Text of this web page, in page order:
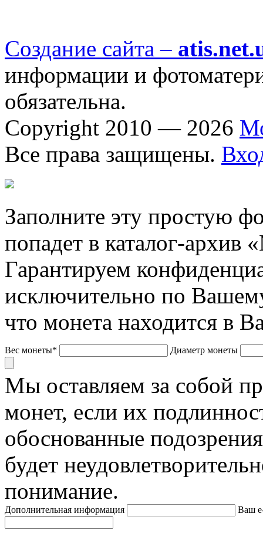
Создание сайта –
информации и
обязательна.
Copyright 2010 — 2026
Все права защищены.
Заполните эту простую
попадет в каталог-архив
Гарантируем
исключительно по
что монета находится в
Вес монеты* Диаметр монеты
Мы оставляем за собой
монет, если их
обоснованные
будет
понимание.
Дополнительная информация Ваш